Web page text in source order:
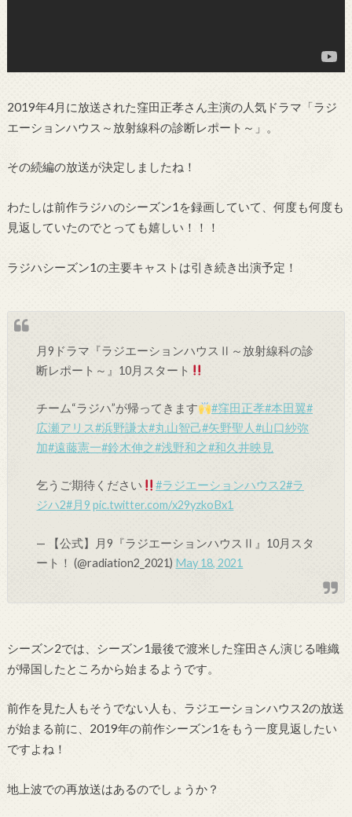
2019年4月に放送された窪田正孝さん主演の人気ドラマ「ラジ
エーションハウス～放射線科の診断レポート～」。
その続編の放送が決定しましたね！
わたしは前作ラジハのシーズン1を録画していて、何度も何度も
見返していたのでとっても嬉しい！！！
ラジハシーズン1の主要キャストは引き続き出演予定！
月9ドラマ『ラジエーションハウスⅡ～放射線科の診
断レポート～』10月スタート
チーム“ラジハ”が帰ってきます #窪田正孝#本田翼#
広瀬アリス#浜野謙太#丸山智己#矢野聖人#山口紗弥
加#遠藤憲一#鈴木伸之#浅野和之#和久井映見
乞うご期待ください #ラジエーションハウス2#ラ
ジハ2#月9 pic.twitter.com/x29yzkoBx1
— 【公式】月9『ラジエーションハウスⅡ』10月スタ
ート！ (@radiation2_2021) May 18, 2021
シーズン2では、シーズン1最後で渡米した窪田さん演じる唯織
が帰国したところから始まるようです。
前作を見た人もそうでない人も、ラジエーションハウス2の放送
が始まる前に、2019年の前作シーズン1をもう一度見返したい
ですよね！
地上波での再放送はあるのでしょうか？